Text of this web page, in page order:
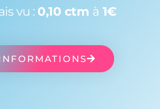
vu : 0,10 ctm à 1€